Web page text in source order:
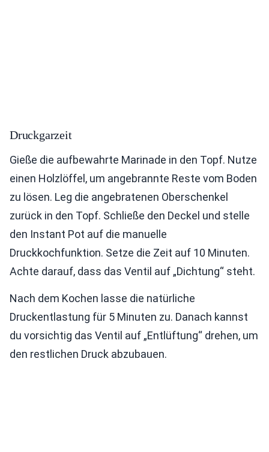
Druckgarzeit
Gieße die aufbewahrte Marinade in den Topf. Nutze
einen Holzlöffel, um angebrannte Reste vom Boden
zu lösen. Leg die angebratenen Oberschenkel
zurück in den Topf. Schließe den Deckel und stelle
den Instant Pot auf die manuelle
Druckkochfunktion. Setze die Zeit auf 10 Minuten.
Achte darauf, dass das Ventil auf „Dichtung“ steht.
Nach dem Kochen lasse die natürliche
Druckentlastung für 5 Minuten zu. Danach kannst
du vorsichtig das Ventil auf „Entlüftung“ drehen, um
den restlichen Druck abzubauen.